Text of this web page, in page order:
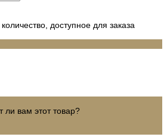
доступное для заказа
ли вам этот товар?